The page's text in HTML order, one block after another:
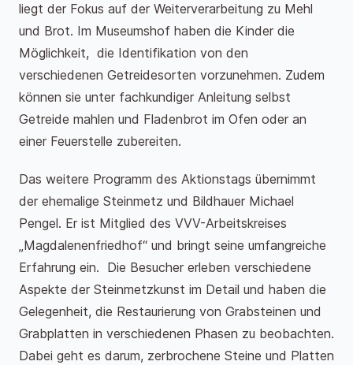
liegt der Fokus auf der Weiterverarbeitung zu Mehl
und Brot. Im Museumshof haben die Kinder die
Möglichkeit, die Identifikation von den
verschiedenen Getreidesorten vorzunehmen. Zudem
können sie unter fachkundiger Anleitung selbst
Getreide mahlen und Fladenbrot im Ofen oder an
einer Feuerstelle zubereiten.
Das weitere Programm des Aktionstags übernimmt
der ehemalige Steinmetz und Bildhauer Michael
Pengel. Er ist Mitglied des VVV-Arbeitskreises
„Magdalenenfriedhof“ und bringt seine umfangreiche
Erfahrung ein. Die Besucher erleben verschiedene
Aspekte der Steinmetzkunst im Detail und haben die
Gelegenheit, die Restaurierung von Grabsteinen und
Grabplatten in verschiedenen Phasen zu beobachten.
Dabei geht es darum, zerbrochene Steine und Platten